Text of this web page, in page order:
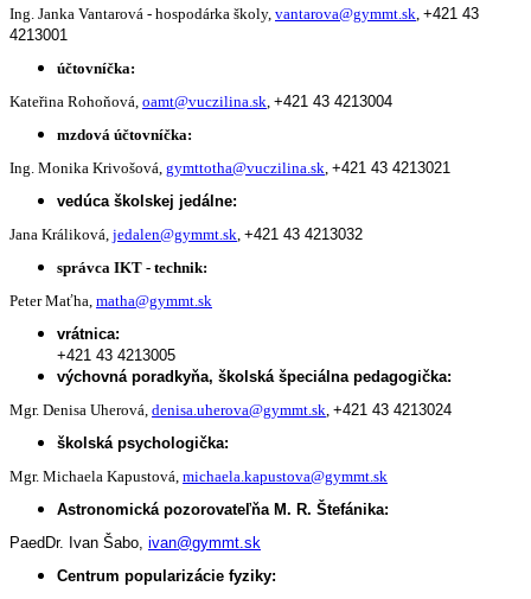
Ing. Janka Vantarová - hospodárka školy, vantarova@gymmt.sk, +421 43
4213001
účtovníčka:
Kateřina Rohoňová, oamt@vuczilina.sk, +421 43 4213004
mzdová účtovníčka:
Ing. Monika Krivošová, gymttotha@vuczilina.sk, +421 43 4213021
vedúca školskej jedálne:
Jana Králiková, jedalen@gymmt.sk, +421 43 4213032
správca IKT - technik:
Peter Maťha, matha@gymmt.sk
vrátnica:
+421 43 4213005
výchovná poradkyňa, školská špeciálna pedagogička:
Mgr. Denisa Uherová, denisa.uherova@gymmt.sk, +421 43 4213024
školská psychologička:
Mgr. Michaela Kapustová, michaela.kapustova@gymmt.sk
Astronomická pozorovateľňa M. R. Štefánika:
PaedDr. Ivan Šabo, ivan@gymmt.sk
Centrum popularizácie fyziky: